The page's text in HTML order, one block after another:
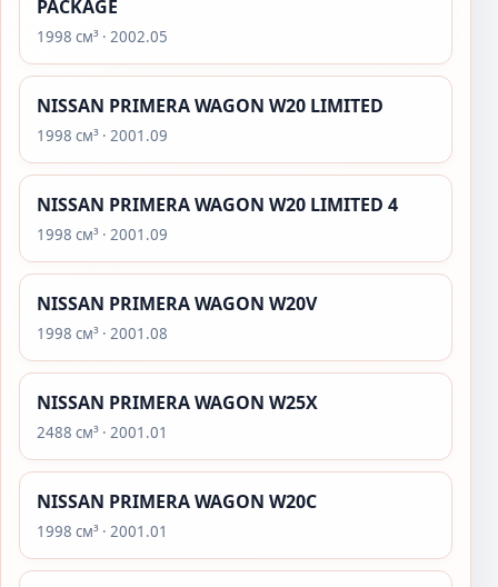
PACKAGE
1998 см³ · 2002.05
NISSAN PRIMERA WAGON W20 LIMITED
1998 см³ · 2001.09
NISSAN PRIMERA WAGON W20 LIMITED 4
1998 см³ · 2001.09
NISSAN PRIMERA WAGON W20V
1998 см³ · 2001.08
NISSAN PRIMERA WAGON W25X
2488 см³ · 2001.01
NISSAN PRIMERA WAGON W20C
1998 см³ · 2001.01